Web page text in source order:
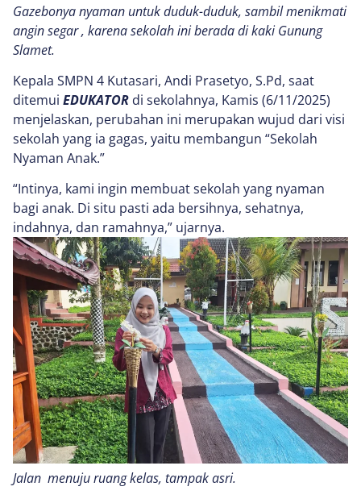
Gazebonya nyaman untuk duduk-duduk, sambil menikmati
angin segar , karena sekolah ini berada di kaki Gunung
Slamet.
Kepala SMPN 4 Kutasari, Andi Prasetyo, S.Pd, saat
ditemui EDUKATOR di sekolahnya, Kamis (6/11/2025)
menjelaskan, perubahan ini merupakan wujud dari visi
sekolah yang ia gagas, yaitu membangun “Sekolah
Nyaman Anak.”
“Intinya, kami ingin membuat sekolah yang nyaman
bagi anak. Di situ pasti ada bersihnya, sehatnya,
indahnya, dan ramahnya,” ujarnya.
Jalan menuju ruang kelas, tampak asri.